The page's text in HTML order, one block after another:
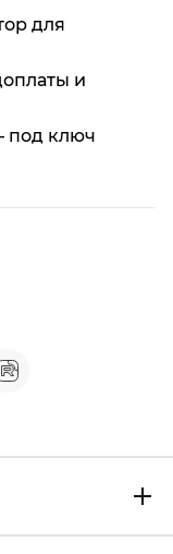
для
и
под ключ